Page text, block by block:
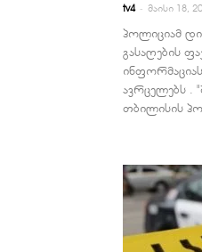
tv4 - მაისი 18,
პოლიციამ
გასაღების
ავრცელებს .
თბილისის